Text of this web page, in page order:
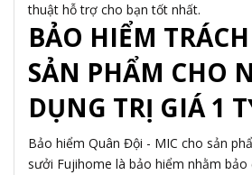
thuật hỗ trợ cho bạn tốt nhất.
BẢO HIỂM
SẢN PHẨM CHO
DỤNG TRỊ GIÁ 1
Bảo hiểm Quân Đội - MIC cho sản
sưởi Fujihome là bảo hiểm nhằm